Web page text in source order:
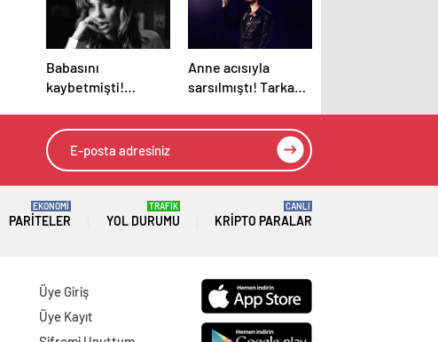
Babasını
kaybetmişti!
Balçın’dan duygusal
paylaşım
Anne acısıyla
sarsılmıştı! Tarkan,
bırakmak
PARITELER
EKONOMİ
YOL DURUMU
TRAFİK
KRIPTO PARALAR
CANLI
Üye Giriş
Üye Kayıt